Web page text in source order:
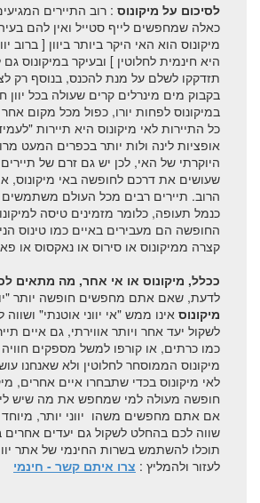
לסיכום על מיקונוס : רוב התיירים
כאלה שמחפשים לייף סטייל ואין להם
מיקונוס הוא האי היקר ביותר ביוון [ ברוב
היא חינמית לחלוטין ] ובעיקר במיקונוס
תזדקקו לשלם על מנת להכנס, בנוסף רק
בקבוק מים מינרלים קרים שעולה בכל יוון
במיקונוס לפחות יורו, כפול מכל מקום
כל התיירות לאי מיקונוס היא תיירות
אופציות לינה ולות יותר בכפרים המעט
היוקרתי של האי, לכן יש גם זרם של
שעושים את דרכם לחופשה באי מיקונוס,
הרוב. תיירים רבים מכל העולם משתמשים
כנמל תעופה, כלומר מזמינים טיסה
החופשה הם מעבירים באיים כמו טינוס
קצרה ממיקונוס או סירוס או נאקסוס או
ככלל, מיקונוס או אי אחר, מה מתאים
לדעת, שאם אתם מחפשים חופשה יותר
מיקונוס אינו ממש "אי יווני אוטנתי"
לשקול יעד אחר ויותר אווירתי, גם איים
כמו כרתים, או קורפו למשל מספקים חוויה
מיקונוס הממוסחר לחלוטין ולא שאנחנו
לאי מיקונוס בכדי שתבחרו איים אחרים,
חופשה מעולה למי שמחפש את מה שיש
אם אתם מחפשים משהו יווני יותר, מיוחד
שווה לכם בהחלט לשקול גם יעדים אחרים
תוכלו להשתמש בשרות החינמי של אתר
לעזור ולהמליץ : צרו איתם קשר - חינמי